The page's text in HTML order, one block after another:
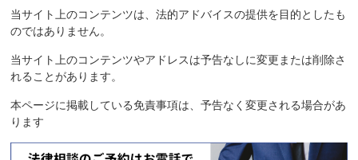
当サイト上のコンテンツは、法的アドバイスの提供を目的としたも
のではありません。
当サイト上のコンテンツやアドレスは予告なしに変更または削除さ
れることがあります。
本ページに掲載している免責事項は、予告なく変更される場合があ
ります